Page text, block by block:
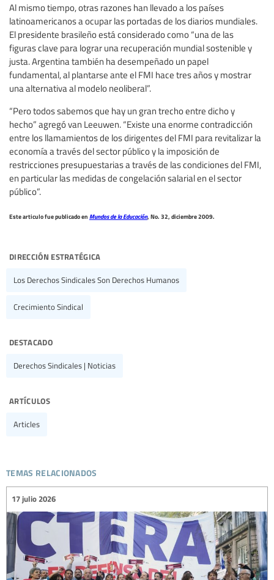
Al mismo tiempo, otras razones han llevado a los países
latinoamericanos a ocupar las portadas de los diarios mundiales.
El presidente brasileño está considerado como “una de las
figuras clave para lograr una recuperación mundial sostenible y
justa. Argentina también ha desempeñado un papel
fundamental, al plantarse ante el FMI hace tres años y mostrar
una alternativa al modelo neoliberal”.
“Pero todos sabemos que hay un gran trecho entre dicho y
hecho” agregó van Leeuwen. “Existe una enorme contradicción
entre los llamamientos de los dirigentes del FMI para revitalizar la
economía a través del sector público y la imposición de
restricciones presupuestarias a través de las condiciones del FMI,
en particular las medidas de congelación salarial en el sector
público”.
Este articulo fue publicado en Mundos de la Educación, No. 32, diciembre 2009.
dirección estratégica
Los Derechos Sindicales Son Derechos Humanos
Crecimiento Sindical
destacado
Derechos Sindicales | Noticias
artículos
Articles
temas relacionados
17 julio 2026